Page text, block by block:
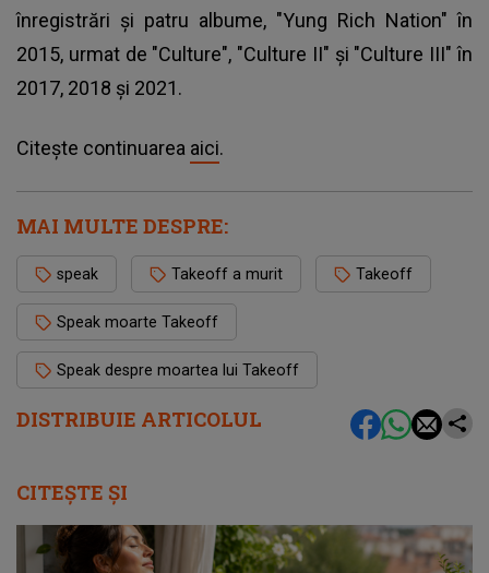
DISTRIBUIE ARTICOLUL
înregistrări şi patru albume, "Yung Rich Nation" în
2015, urmat de "Culture", "Culture II" şi "Culture III" în
2017, 2018 şi 2021.
Citește continuarea aici.
MAI MULTE DESPRE:
speak Takeoff a murit Takeoff
Speak moarte Takeoff
Speak despre moartea lui Takeoff
CITEȘTE ȘI